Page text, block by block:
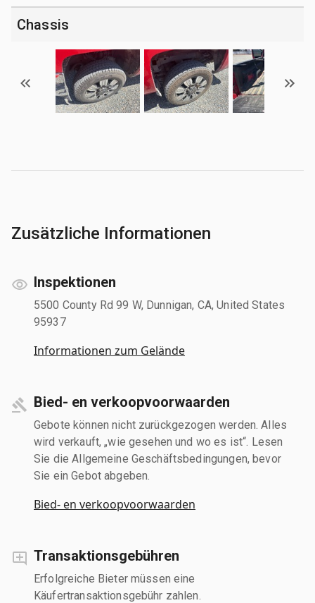
Chassis
Zusätzliche Informationen
Inspektionen
5500 County Rd 99 W, Dunnigan, CA, United States
95937
Informationen zum Gelände
Bied- en verkoopvoorwaarden
Gebote können nicht zurückgezogen werden. Alles
wird verkauft, „wie gesehen und wo es ist“. Lesen
Sie die Allgemeine Geschäftsbedingungen, bevor
Sie ein Gebot abgeben.
Bied- en verkoopvoorwaarden
Transaktionsgebühren
Erfolgreiche Bieter müssen eine
Käufertransaktionsgebühr zahlen.